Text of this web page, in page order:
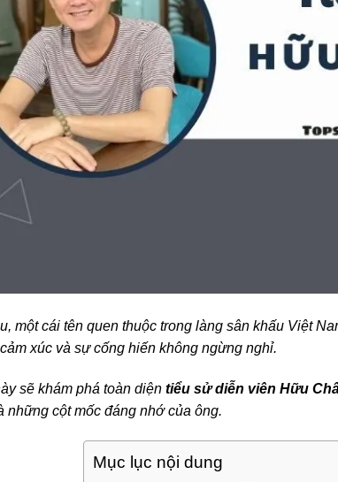
một cái tên quen thuộc trong làng sân khấu Việt
xúc và sự cống hiến không ngừng nghỉ.
sẽ khám phá toàn diện tiểu sử diễn viên Hữu
những cột mốc đáng nhớ của ông.
Mục lục nội dung